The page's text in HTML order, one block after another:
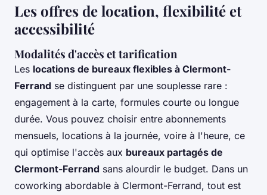
Les offres de location, flexibilité et
accessibilité
Modalités d'accès et tarification
Les locations de bureaux flexibles à Clermont-
Ferrand se distinguent par une souplesse rare :
engagement à la carte, formules courte ou longue
durée. Vous pouvez choisir entre abonnements
mensuels, locations à la journée, voire à l'heure, ce
qui optimise l'accès aux bureaux partagés de
Clermont-Ferrand sans alourdir le budget. Dans un
coworking abordable à Clermont-Ferrand, tout est